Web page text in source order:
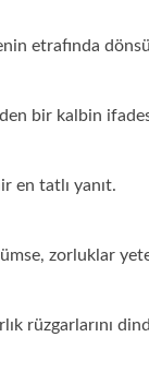
etrafında
bir kalbin
en tatlı yanıt.
zorluklar
rüzgarlarını